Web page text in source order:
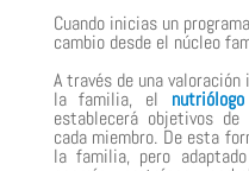
Cuando inicias un
cambio desde el núcleo
A través de una
la familia, el
establecerá objetivos
cada miembro. De esta
la familia, pero